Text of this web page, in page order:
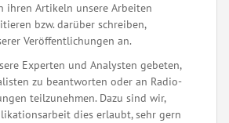
ihren Artikeln unsere Arbeiten
bzw. darüber schreiben,
Veröffentlichungen an.
Experten und Analysten gebeten,
zu beantworten oder an Radio-
teilzunehmen. Dazu sind wir,
dies erlaubt, sehr gern